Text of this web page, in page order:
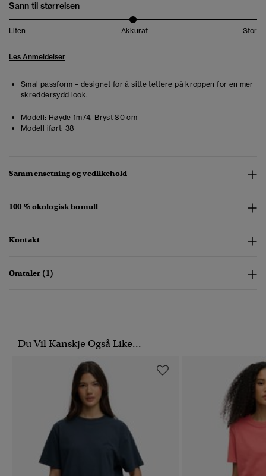
Sann til størrelsen
Liten Akkurat Stor
Les Anmeldelser
Smal passform – designet for å sitte tettere på kroppen for en mer
skreddersydd look.
Modell: Høyde 1m74. Bryst 80 cm
Modell iført: 38
Sammensetning og vedlikehold
100 % økologisk bomull
Kontakt
Omtaler (1)
Du Vil Kanskje Også Like...